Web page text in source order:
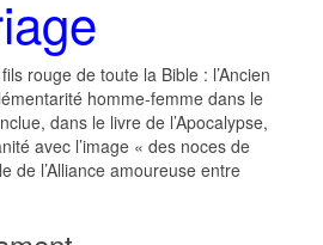
rouge de toute la Bible : l’Ancien
homme-femme dans le
dans le livre de l’Apocalypse,
avec l’image « des noces de
de l’Alliance amoureuse entre